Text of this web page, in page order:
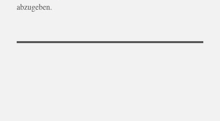
abzugeben.